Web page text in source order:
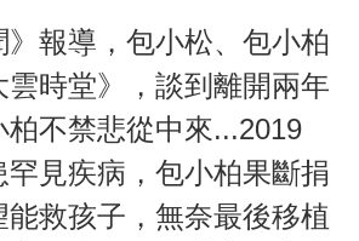
報導，包小松、包小柏
雲時堂》，談到離開兩年
柏不禁悲從中來...2019
見疾病，包小柏果斷捐
救孩子，無奈最後移植